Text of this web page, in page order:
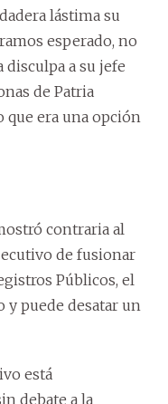
lástima su
esperado, no
a su jefe
de Patria
que era una opción
contraria al
de fusionar
Públicos, el
y puede desatar un
está
debate a la